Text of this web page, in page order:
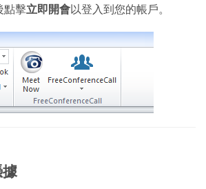
點擊立即開會以登入到您的帳戶。